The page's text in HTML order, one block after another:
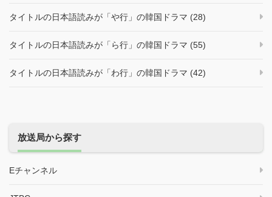
タイトルの日本語読みが「や行」の韓国ドラマ (28)
タイトルの日本語読みが「ら行」の韓国ドラマ (55)
タイトルの日本語読みが「わ行」の韓国ドラマ (42)
放送局から探す
Eチャンネル